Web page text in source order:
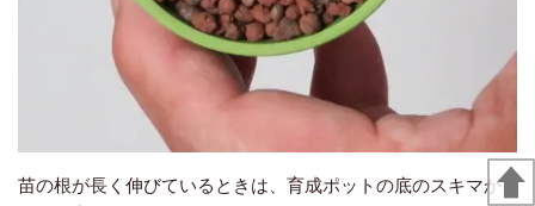
苗の根が長く伸びているときは、育成ポットの底のスキマか